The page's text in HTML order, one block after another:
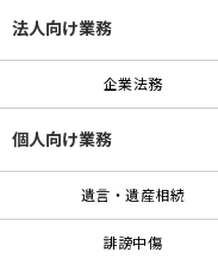
法人向け業務
企業法務
個人向け業務
遺言・遺産相続
誹謗中傷